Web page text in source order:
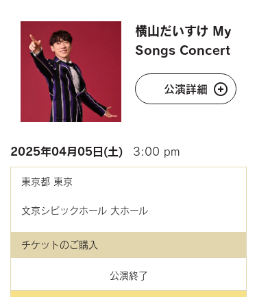
横山だいすけ My
Songs Concert
公演詳細
2025年04月05日(土) 3:00 pm
東京都 東京
文京シビックホール 大ホール
チケットのご購入
公演終了